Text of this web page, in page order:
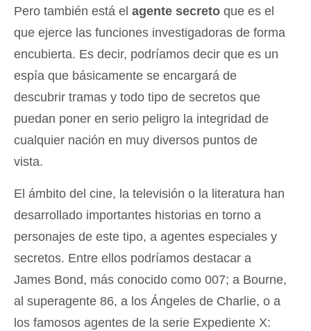
Pero también está el agente secreto que es el
que ejerce las funciones investigadoras de forma
encubierta. Es decir, podríamos decir que es un
espía que básicamente se encargará de
descubrir tramas y todo tipo de secretos que
puedan poner en serio peligro la integridad de
cualquier nación en muy diversos puntos de
vista.
El ámbito del cine, la televisión o la literatura han
desarrollado importantes historias en torno a
personajes de este tipo, a agentes especiales y
secretos. Entre ellos podríamos destacar a
James Bond, más conocido como 007; a Bourne,
al superagente 86, a los Ángeles de Charlie, o a
los famosos agentes de la serie Expediente X: